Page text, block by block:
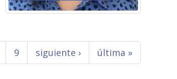
9 siguiente › última »